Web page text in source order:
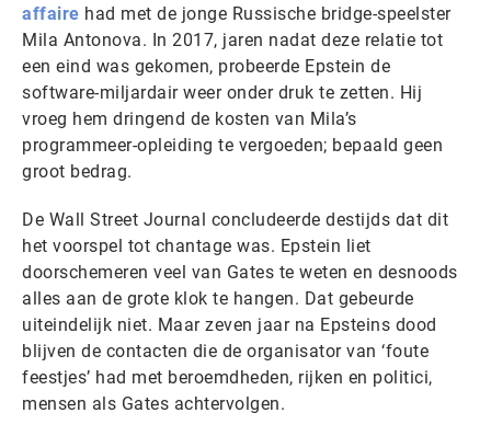
affaire had met de jonge Russische bridge-speelster
Mila Antonova. In 2017, jaren nadat deze relatie tot
een eind was gekomen, probeerde Epstein de
software-miljardair weer onder druk te zetten. Hij
vroeg hem dringend de kosten van Mila’s
programmeer-opleiding te vergoeden; bepaald geen
groot bedrag.
De Wall Street Journal concludeerde destijds dat dit
het voorspel tot chantage was. Epstein liet
doorschemeren veel van Gates te weten en desnoods
alles aan de grote klok te hangen. Dat gebeurde
uiteindelijk niet. Maar zeven jaar na Epsteins dood
blijven de contacten die de organisator van ‘foute
feestjes’ had met beroemdheden, rijken en politici,
mensen als Gates achtervolgen.